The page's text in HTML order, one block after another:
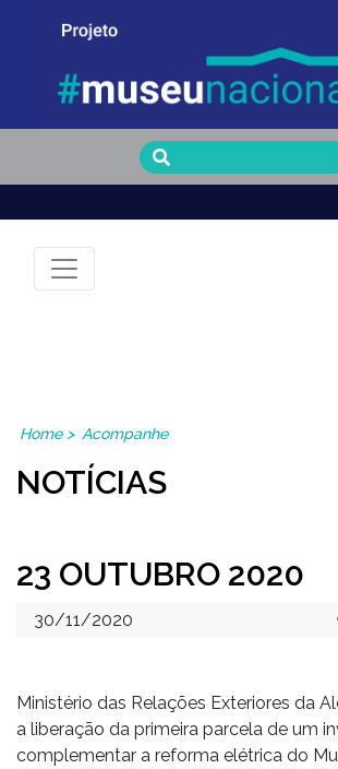
Museu Nacional
Home> Acompanhe
NOTÍCIAS
23 OUTUBRO 2020
30/11/2020
Ministério das Relações Exteriores da
a liberação da primeira parcela de um
complementar a reforma elétrica do